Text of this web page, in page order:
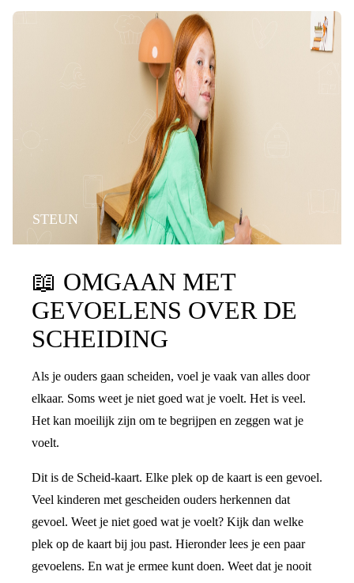
STEUN
📖 OMGAAN MET
GEVOELENS OVER DE
SCHEIDING
Als je ouders gaan scheiden, voel je vaak van alles door
elkaar. Soms weet je niet goed wat je voelt. Het is veel.
Het kan moeilijk zijn om te begrijpen en zeggen wat je
voelt.
Dit is de Scheid-kaart. Elke plek op de kaart is een gevoel.
Veel kinderen met gescheiden ouders herkennen dat
gevoel. Weet je niet goed wat je voelt? Kijk dan welke
plek op de kaart bij jou past. Hieronder lees je een paar
gevoelens. En wat je ermee kunt doen. Weet dat je nooit